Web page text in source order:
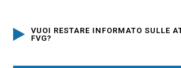
VUOI RESTARE INFORMATO SULLE
FVG?